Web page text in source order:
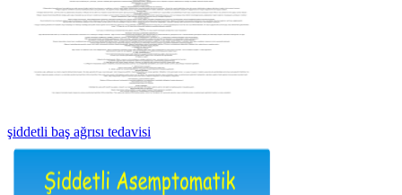
şiddetli baş ağrısı tedavisi